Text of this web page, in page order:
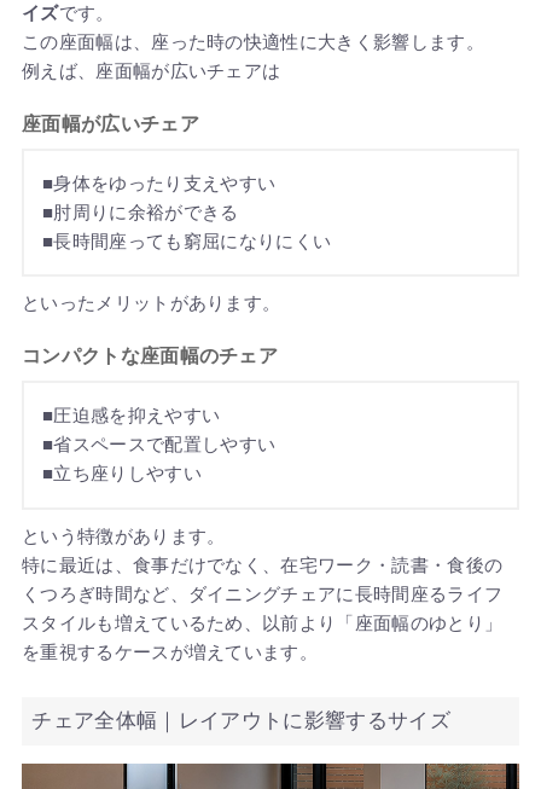
イズです。
この座面幅は、座った時の快適性に大きく影響します。
例えば、座面幅が広いチェアは
座面幅が広いチェア
■身体をゆったり支えやすい
■肘周りに余裕ができる
■長時間座っても窮屈になりにくい
といったメリットがあります。
コンパクトな座面幅のチェア
■圧迫感を抑えやすい
■省スペースで配置しやすい
■立ち座りしやすい
という特徴があります。
特に最近は、食事だけでなく、在宅ワーク・読書・食後の
くつろぎ時間など、ダイニングチェアに長時間座るライフ
スタイルも増えているため、以前より「座面幅のゆとり」
を重視するケースが増えています。
チェア全体幅｜レイアウトに影響するサイズ